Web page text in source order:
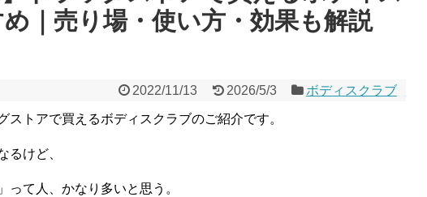
｜売り場・使い方・効果も解説
2022/11/13 2026/5/3 ボディスクラブ
ストアで買えるボディスクラブのご紹介です。
るけど、
って人、かなり多いと思う。